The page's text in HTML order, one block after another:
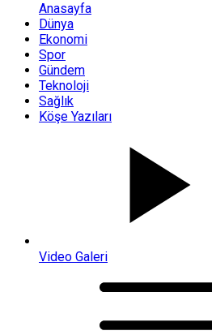
Anasayfa
Dünya
Ekonomi
Spor
Gündem
Teknoloji
Sağlık
Köşe Yazıları
Video Galeri